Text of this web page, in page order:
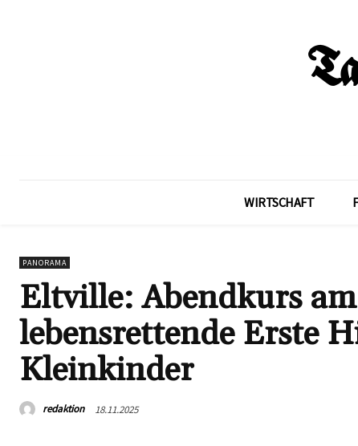
WIRTSCHAFT
PANORAMA
Eltville: Abendkurs
lebensrettende Erste
Kleinkinder
redaktion 18.11.2025